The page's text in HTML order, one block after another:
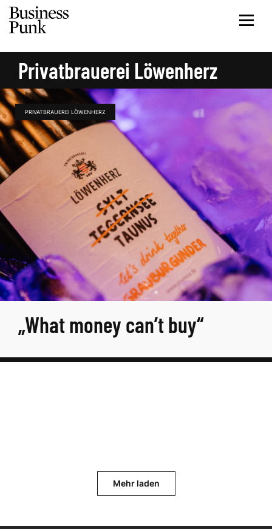
Privatbrauerei Löwenherz
PRIVATBRAUEREI LÖWENHERZ
„What money can’t buy“
Mehr laden